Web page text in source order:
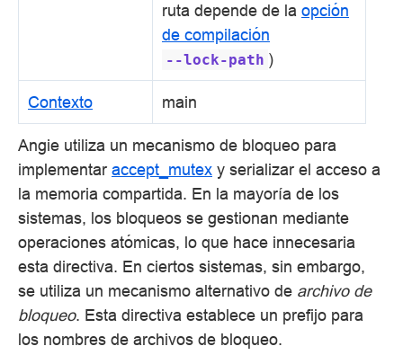
ruta depende de la opción
de compilación
--lock-path )
Contexto main
Angie utiliza un mecanismo de bloqueo para
implementar accept_mutex y serializar el acceso a
la memoria compartida. En la mayoría de los
sistemas, los bloqueos se gestionan mediante
operaciones atómicas, lo que hace innecesaria
esta directiva. En ciertos sistemas, sin embargo,
se utiliza un mecanismo alternativo de archivo de
bloqueo. Esta directiva establece un prefijo para
los nombres de archivos de bloqueo.